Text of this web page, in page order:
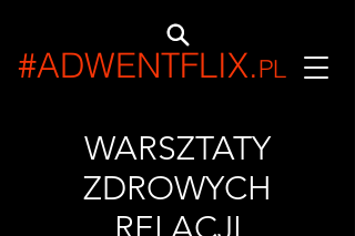
#ADWENTFLIX.PL
WARSZTATY
ZDROWYCH